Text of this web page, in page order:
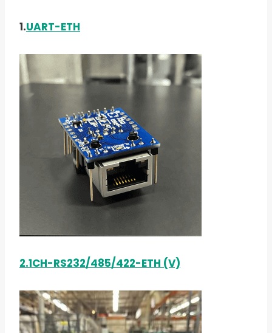
1.UART-ETH
2.1CH-RS232/485/422-ETH (V)